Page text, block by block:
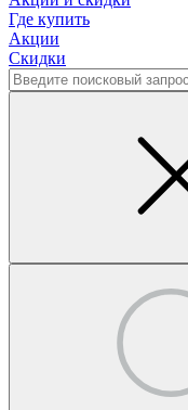
Где купить
Акции
Скидки